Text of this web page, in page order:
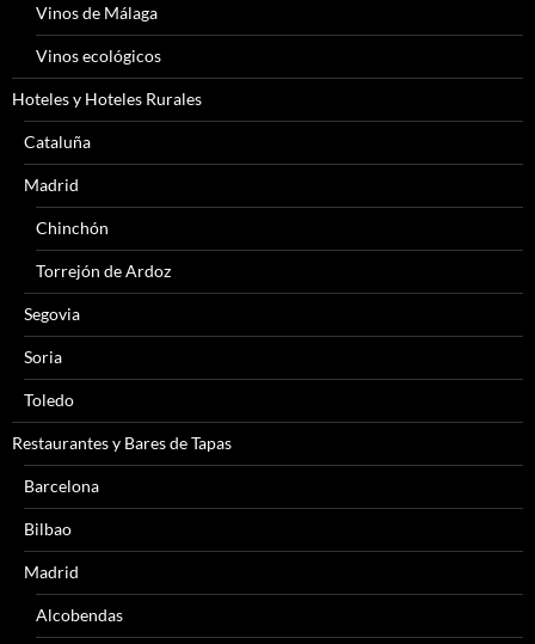
Vinos de Málaga
Vinos ecológicos
Hoteles y Hoteles Rurales
Cataluña
Madrid
Chinchón
Torrejón de Ardoz
Segovia
Soria
Toledo
Restaurantes y Bares de Tapas
Barcelona
Bilbao
Madrid
Alcobendas